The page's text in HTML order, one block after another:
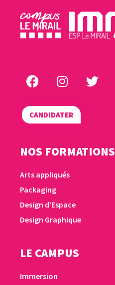
CANDIDATER
NOS FORMATIONS
Arts appliqués
Packaging
Design d’Espace
Design Graphique
LE CAMPUS
Immersion